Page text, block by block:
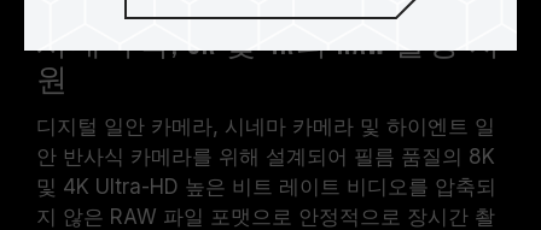
시네마틱, 8K 및 4K의 RAW 촬영 지
원
디지털 일안 카메라, 시네마 카메라 및 하이엔트 일
안 반사식 카메라를 위해 설계되어 필름 품질의 8K
및 4K Ultra-HD 높은 비트 레이트 비디오를 압축되
지 않은 RAW 파일 포맷으로 안정적으로 장시간 촬